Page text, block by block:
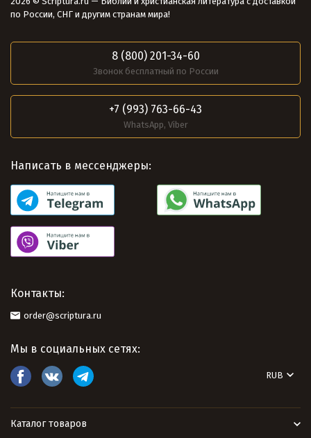
по России, СНГ и другим странам мира!
8 (800) 201-34-60
Звонок бесплатный по России
+7 (993) 763-66-43
WhatsApp, Viber
Написать в мессенджеры:
Контакты:
order@scriptura.ru
Мы в социальных сетях:
RUB
Каталог товаров